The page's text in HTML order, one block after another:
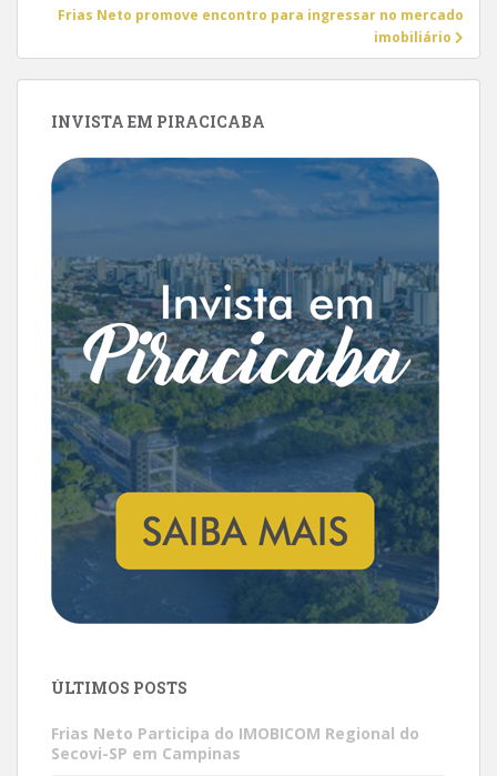
Frias Neto promove encontro para ingressar no mercado
imobiliário
INVISTA EM PIRACICABA
ÚLTIMOS POSTS
Frias Neto Participa do IMOBICOM Regional do
Secovi-SP em Campinas